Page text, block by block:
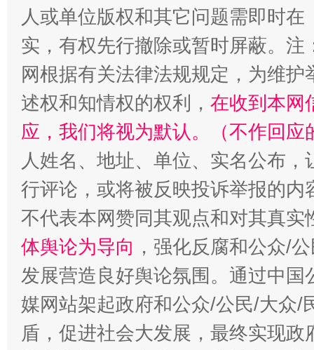
人或单位版权和其它问题需即时在
实，有权先行撤除或暂时屏蔽。
网根据有关法律法规规定，为维
述权和知情权的权利， 在收到本网
应，我们将视为默认。（不作回应
人姓名、地址、单位、实名公布
行评论，或将被反映投诉举报的
不代表本网赞同其观点和对其真实
体舆论为导向 ，强化反腐和公众/
发展营造良好舆论氛围。通过中
媒网站架起政府和公众/公民/大众/
盾，促进社会大发展，最终实现